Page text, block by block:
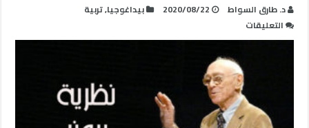
د. طارق السواط 2020/08/22 بيداغوجيا,تربية
التعليقات
نظرية
برونر
في
التربية
و
التعليم